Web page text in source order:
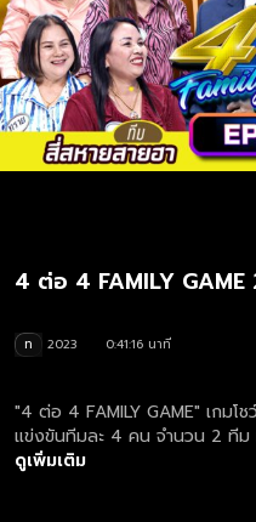
4 ต่อ 4 FAMILY GAME
ท 2023
0:41:16 นาที
"4 ต่อ 4 FAMILY GAME" เกมโ
แข่งขันทีมละ 4 คน จำนวน 2 ทีม
ดูเพิ่มเติม